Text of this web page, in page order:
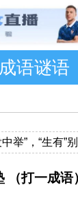
成语谜语
举”，“生有”别
打一成语